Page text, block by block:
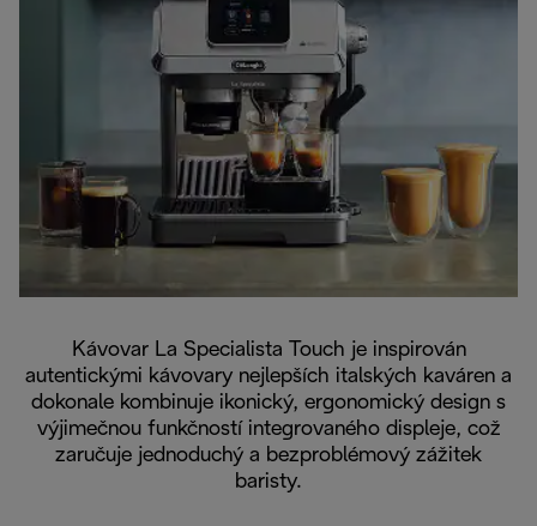
Kávovar La Specialista Touch je inspirován
autentickými kávovary nejlepších italských kaváren a
dokonale kombinuje ikonický, ergonomický design s
výjimečnou funkčností integrovaného displeje, což
zaručuje jednoduchý a bezproblémový zážitek
baristy.